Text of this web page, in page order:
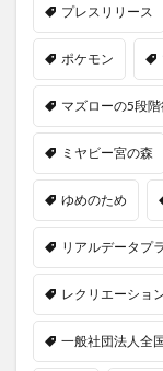
プレスリリース
ポケモン
マズローの5段
ミヤビー宮の森
ゆめのため
リアルデータプ
レクリエーショ
一般社団法人全